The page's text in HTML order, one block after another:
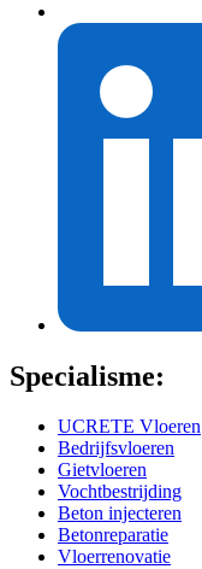
Specialisme:
UCRETE Vloeren
Bedrijfsvloeren
Gietvloeren
Vochtbestrijding
Beton injecteren
Betonreparatie
Vloerrenovatie